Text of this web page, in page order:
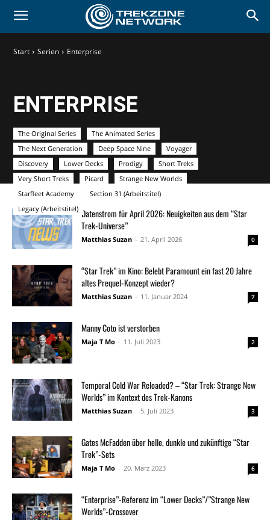
Start Serien Enterprise
ENTERPRISE
The Original Series
The Animated Series
The Next Generation
Deep Space Nine
Voyager
Discovery
Lower Decks Prodigy
Short Treks
Very Short Treks
Picard
Strange New Worlds
Starfleet Academy
Section 31 (Arbeitstitel)
Legacy (Arbeitstitel) Datenstrom für April 2026: Neuigkeiten aus dem “Star
Trek-Universe”
Matthias Suzan - 21. April 2026 0
“Star Trek” im Kino: Belebt Paramount ein fast 20 Jahre
altes Prequel-Konzept wieder?
Matthias Suzan - 11. Januar 2024 7
Manny Coto ist verstorben
Maja T Mo - 11. Juli 2023 2
Temporal Cold War Reloaded? – “Star Trek: Strange New
Worlds” im Kontext des Trek-Kanons
Matthias Suzan - 5. Juli 2023 3
Gates McFadden über helle, dunkle und zukünftige “Star
Trek”-Sets
Maja T Mo - 20. März 2023 6
“Enterprise”-Referenz im “Lower Decks”/”Strange New
Worlds”-Crossover